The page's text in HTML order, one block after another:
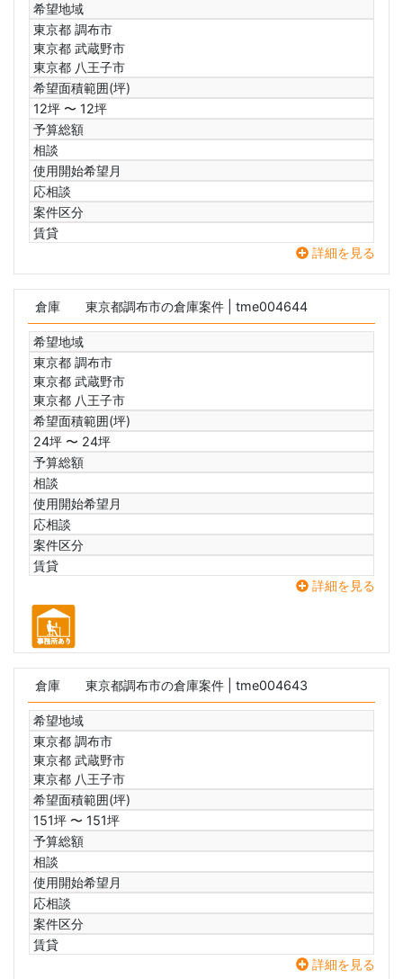
希望地域
東京都 調布市
東京都 武蔵野市
東京都 八王子市
希望面積範囲(坪)
12坪 〜 12坪
予算総額
相談
使用開始希望月
応相談
案件区分
賃貸
詳細を見る
倉庫 東京都調布市の倉庫案件 | tme004644
希望地域
東京都 調布市
東京都 武蔵野市
東京都 八王子市
希望面積範囲(坪)
24坪 〜 24坪
予算総額
相談
使用開始希望月
応相談
案件区分
賃貸
詳細を見る
倉庫 東京都調布市の倉庫案件 | tme004643
希望地域
東京都 調布市
東京都 武蔵野市
東京都 八王子市
希望面積範囲(坪)
151坪 〜 151坪
予算総額
相談
使用開始希望月
応相談
案件区分
賃貸
詳細を見る